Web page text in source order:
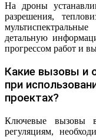
На дроны
разрешения,
детальную
прогрессом работ и
Какие вызовы и
при
проектах?
Ключевые вызовы
регуляциям,